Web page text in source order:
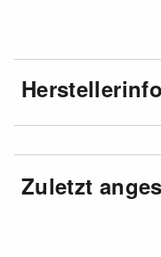
Zuletzt